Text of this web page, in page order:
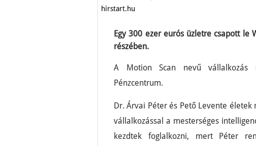
hirstart.hu
Egy 300 ezer eurós üzletre csapott le
részében.
A Motion Scan nevű vállalkozás
Pénzcentrum.
Dr. Árvai Péter és Pető Levente
vállalkozással a mesterséges
kezdtek foglalkozni, mert Péter